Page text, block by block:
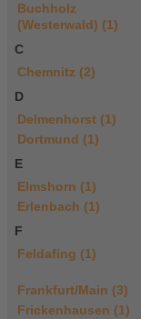
Buchholz
(Westerwald) (1)
C
Chemnitz (2)
D
Delmenhorst (1)
Dortmund (1)
E
Elmshorn (1)
Erlenbach (1)
F
Feldafing (1)
Frankfurt/Main (3)
Frickenhausen (1)